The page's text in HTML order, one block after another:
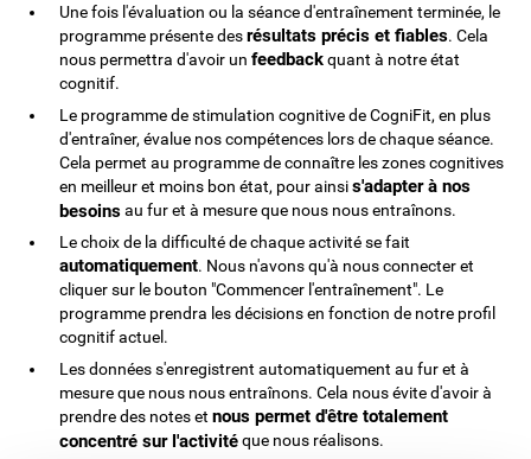
Une fois l'évaluation ou la séance d'entraînement terminée, le
programme présente desrésultats précis et fiables. Cela
nous permettra d'avoir unfeedbackquant à notre état
cognitif.
Le programme de stimulation cognitive de CogniFit, en plus
d'entraîner, évalue nos compétences lors de chaque séance.
Cela permet au programme de connaître les zones cognitives
en meilleur et moins bon état, pour ainsis'adapter à nos
besoinsau fur et à mesure que nous nous entraînons.
Le choix de la difficulté de chaque activité se fait
automatiquement. Nous n'avons qu'à nous connecter et
cliquer sur le bouton "Commencer l'entraînement". Le
programme prendra les décisions en fonction de notre profil
cognitif actuel.
Les données s'enregistrent automatiquement au fur et à
mesure que nous nous entraînons. Cela nous évite d'avoir à
prendre des notes etnous permet d'être totalement
concentré sur l'activitéque nous réalisons.